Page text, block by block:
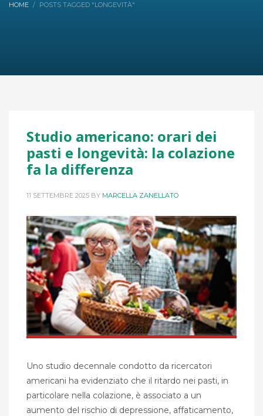
HOME POSTS TAGGED "LONGEVITÀ"
Studio americano: orari dei
pasti e longevità: la colazione
fa la differenza
11 SETTEMBRE 2025 BY MARCELLA ZANELLATO
Uno studio decennale condotto da ricercatori
americani ha evidenziato che il ritardo nei pasti, in
particolare nella colazione, è associato a un
aumento del rischio di depressione, affaticamento,